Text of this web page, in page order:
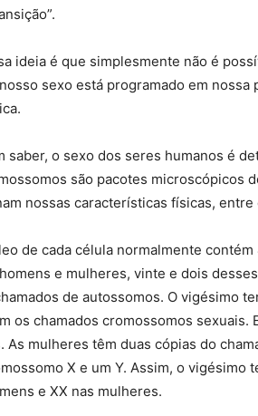
ideia é que simplesmente não é
sexo está programado em nossa
saber, o sexo dos seres humanos é
são pacotes microscópicos
nossas características físicas, entre
de cada célula normalmente
e mulheres, vinte e dois
de autossomos. O vigésimo
os chamados cromossomos sexuais.
As mulheres têm duas cópias do
X e um Y. Assim, o vigésimo
e XX nas mulheres.